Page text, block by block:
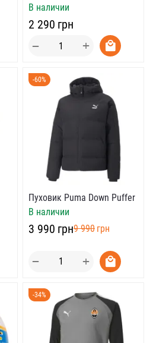
В наличии
‍2 290‍ грн
+
−
-60%
Пуховик Puma Down Puffer
В наличии
‍3 990‍ грн‍9 990‍ грн
+
−
-34%